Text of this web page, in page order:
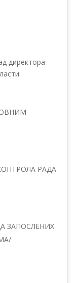
директора
РАДА
ЗАПОСЛЕНИХ